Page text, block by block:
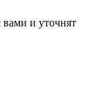
и уточнят